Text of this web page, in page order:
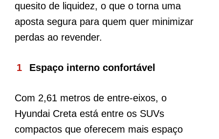
quesito de liquidez, o que o torna uma
aposta segura para quem quer minimizar
perdas ao revender.
Espaço interno confortável
Com 2,61 metros de entre-eixos, o
Hyundai Creta está entre os SUVs
compactos que oferecem mais espaço